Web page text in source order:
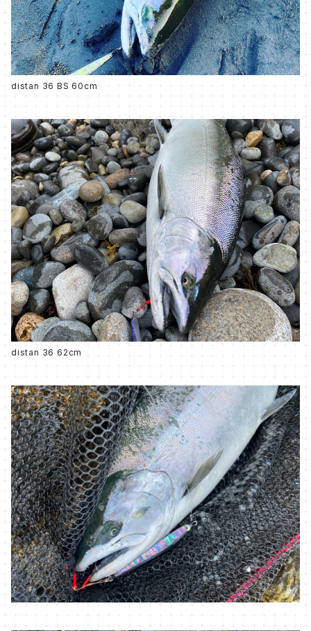
distan 36 BS 60cm
distan 36 62cm